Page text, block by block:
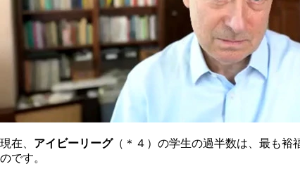
現在、 アイビーリーグ（＊４）の学生の過半数は、最も裕
のです。